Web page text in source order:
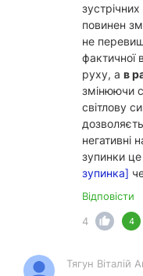
повинен
не
фактичної
руху, а в
змінюючи
світлову
негативні
зупинки
зупинка]
Відповісти
4
4
Тягун Віталій